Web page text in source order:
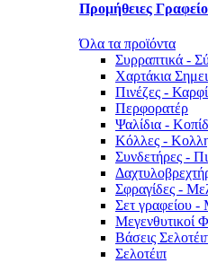
Προμήθειες
Όλα τα προϊόντα
Συρραπτικά -
Χαρτάκια
Πινέζες -
Περφορατέρ
Ψαλίδια -
Κόλλες -
Συνδετήρες -
Σφραγίδες -
Σετ γραφείου
Μεγενθυτικοί
Βάσεις
Σελοτέιπ